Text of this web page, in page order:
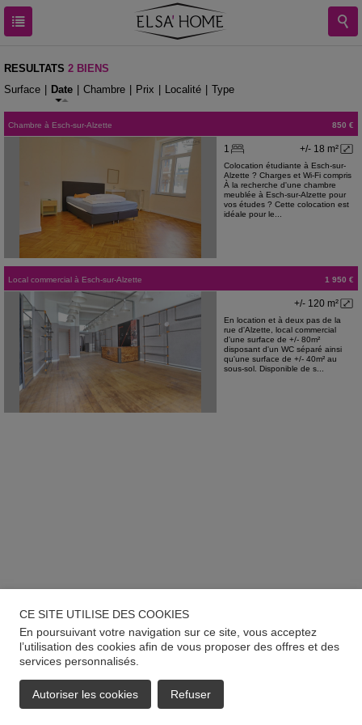
RESULTATS 2 BIENS
Surface
Date Chambre Prix Localité Type
Chambre à Esch-sur-Alzette 850 €
+/- 18 m²
1
Colocation étudiante à Esch-sur-
Alzette ? Charges et Wi-Fi compris
À la recherche d'une chambre
meublée à Esch-sur-Alzette pour
vos études ? Cette colocation est
idéale pour le...
Local commercial à Esch-sur-Alzette 1 950 €
+/- 120 m²
En location et à deux pas de la
rue d'Alzette, local commercial
d'une surface de +/- 80m²
disposant d'un WC séparé ainsi
qu'une surface de +/- 40m² au
sous-sol. Disponible de s...
CE SITE UTILISE DES COOKIES
En poursuivant votre navigation sur ce site, vous acceptez
l’utilisation des cookies afin de vous proposer des offres et des
services personnalisés.
Autoriser les cookies Refuser